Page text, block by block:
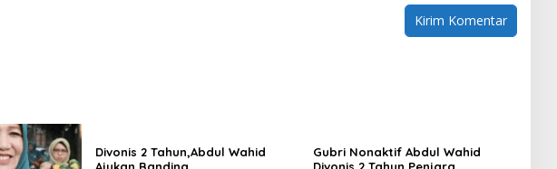
Divonis 2 Tahun,Abdul Wahid
Gubri Nonaktif Abdul Wahid